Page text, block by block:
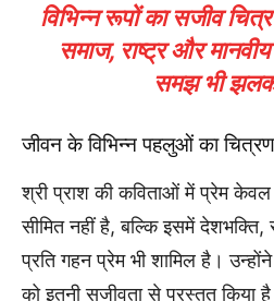
विभिन्न रूपों का सजीव
समाज, राष्ट्र और
समझ भी
जीवन के विभिन्न पहलुओं का चित्रण
श्री प्राश की कविताओं में प्रेम केवल
सीमित नहीं है, बल्कि इसमें
प्रति गहन प्रेम भी शामिल है।
को इतनी सजीवता से प्रस्तुत किया